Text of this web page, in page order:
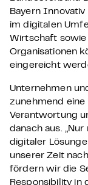
Bayern
im digitalen
Wirtschaft
Organisationen
eingereicht
Unternehmen
zunehmend
Verantwortung
danach aus.
digitaler
unserer Zeit
fördern wir die
Responsibility in